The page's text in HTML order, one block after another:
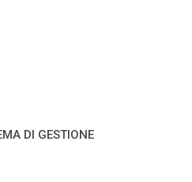
DI GESTIONE